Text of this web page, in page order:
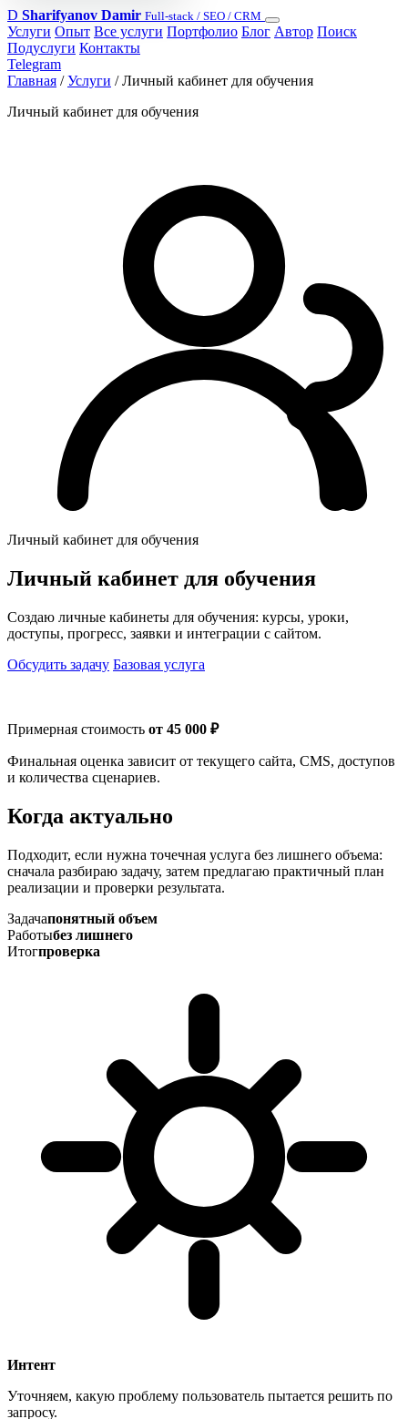
D Sharifyanov Damir Full-stack / SEO / CRM
Услуги Опыт Все услуги Портфолио Блог Автор Поиск
Подуслуги Контакты
Telegram
Главная / Услуги / Личный кабинет для обучения
Личный кабинет для обучения
Личный кабинет для обучения
Личный кабинет для обучения
Создаю личные кабинеты для обучения: курсы, уроки,
доступы, прогресс, заявки и интеграции с сайтом.
Обсудить задачу Базовая услуга
Примерная стоимость от 45 000 ₽
Финальная оценка зависит от текущего сайта, CMS, доступов
и количества сценариев.
Когда актуально
Подходит, если нужна точечная услуга без лишнего объема:
сначала разбираю задачу, затем предлагаю практичный план
реализации и проверки результата.
Задачапонятный объем
Работыбез лишнего
Итогпроверка
Интент
Уточняем, какую проблему пользователь пытается решить по
запросу.